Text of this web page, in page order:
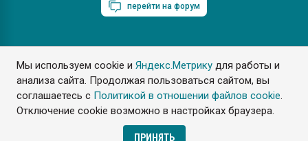
Мы используем cookie иЯндекс.Метрику для работы и
анализа сайта. Продолжая пользоваться сайтом, вы
соглашаетесь с Политикой в отношении файлов cookie.
Отключение cookie возможно в настройках браузера.
ПРИНЯТЬ
перейти на форум
ПластЭксперт © 2006. Все права защищены
Разрешается копирование материалов сайта с обязательной
ссылкой на www.e-plastic.ru
Разработка сайта